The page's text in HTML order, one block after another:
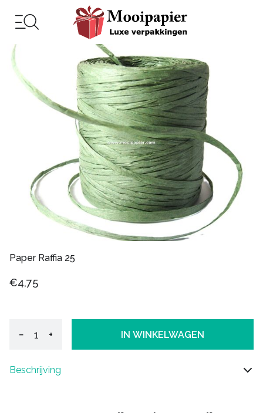
Paper Raffia 25
€4,75
− + IN WINKELWAGEN
Beschrijving